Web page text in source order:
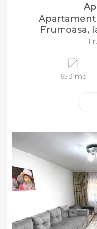
Apartament
Frumoasa,
65.3 mp